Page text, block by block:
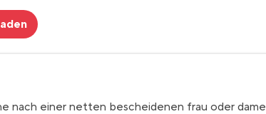
nach einer netten bescheidenen frau oder